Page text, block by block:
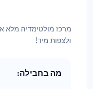
מרכז מולטימדיה
ולצפות מיד!
מה בחבילה: